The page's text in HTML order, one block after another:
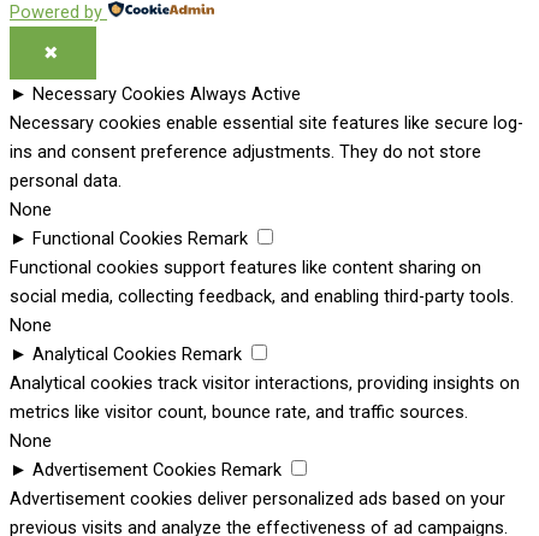
Powered by
✖
► Necessary Cookies Always Active
Necessary cookies enable essential site features like secure log-
ins and consent preference adjustments. They do not store
personal data.
None
► Functional Cookies Remark
Functional cookies support features like content sharing on
social media, collecting feedback, and enabling third-party tools.
None
► Analytical Cookies Remark
Analytical cookies track visitor interactions, providing insights on
metrics like visitor count, bounce rate, and traffic sources.
None
► Advertisement Cookies Remark
Advertisement cookies deliver personalized ads based on your
previous visits and analyze the effectiveness of ad campaigns.